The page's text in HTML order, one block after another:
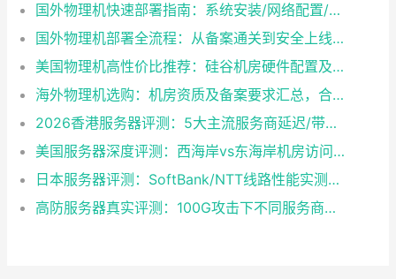
国外物理机快速部署指南：系统安装/网络配置/安全防护一步到位
国外物理机部署全流程：从备案通关到安全上线终极指南
美国物理机高性价比推荐：硅谷机房硬件配置及带宽方案怎么选？
海外物理机选购：机房资质及备案要求汇总，合规与性能如何兼得？
2026香港服务器评测：5大主流服务商延迟/带宽/稳定性实测
美国服务器深度评测：西海岸vs东海岸机房访问速度对比，哪个更适合你？
日本服务器评测：SoftBank/NTT线路性能实测与选型建议
高防服务器真实评测：100G攻击下不同服务商防护效果对比